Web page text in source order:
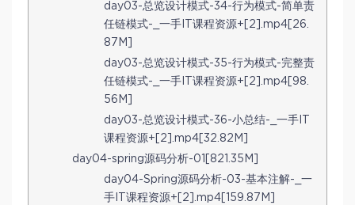
day03-总览设计模式-34-行为模式-简单责
任链模式-_一手IT课程资源+[2].mp4[26.
87M]
day03-总览设计模式-35-行为模式-完整责
任链模式-_一手IT课程资源+[2].mp4[98.
56M]
day03-总览设计模式-36-小总结-_一手IT
课程资源+[2].mp4[32.82M]
day04-spring源码分析-01[821.35M]
day04-Spring源码分析-03-基本注解-_一
手IT课程资源+[2].mp4[159.87M]